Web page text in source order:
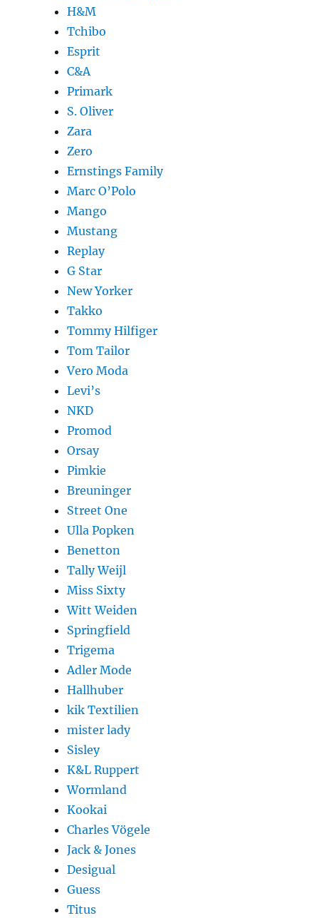
H&M
Tchibo
Esprit
C&A
Primark
S. Oliver
Zara
Zero
Ernstings Family
Marc O’Polo
Mango
Mustang
Replay
G Star
New Yorker
Takko
Tommy Hilfiger
Tom Tailor
Vero Moda
Levi’s
NKD
Promod
Orsay
Pimkie
Breuninger
Street One
Ulla Popken
Benetton
Tally Weijl
Miss Sixty
Witt Weiden
Springfield
Trigema
Adler Mode
Hallhuber
kik Textilien
mister lady
Sisley
K&L Ruppert
Wormland
Kookai
Charles Vögele
Jack & Jones
Desigual
Guess
Titus